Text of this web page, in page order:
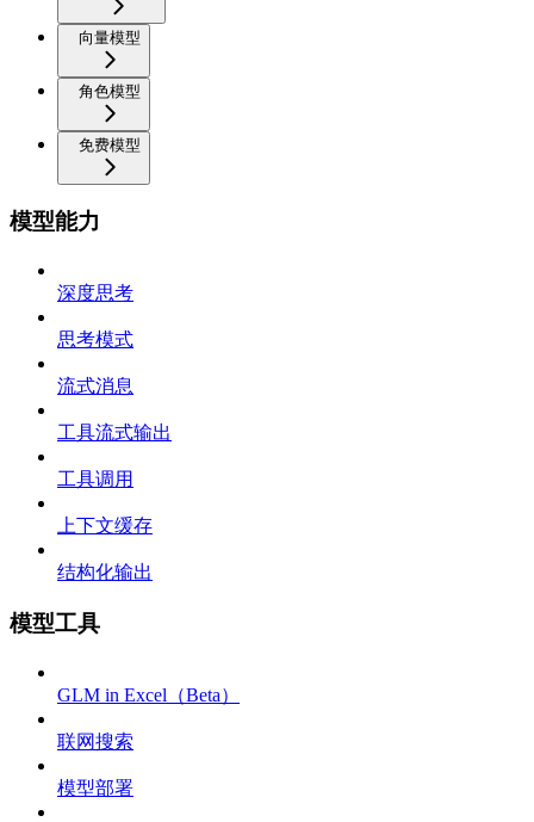
向量模型
角色模型
免费模型
模型能力
深度思考
思考模式
流式消息
工具流式输出
工具调用
上下文缓存
结构化输出
模型工具
GLM in Excel（Beta）
联网搜索
模型部署